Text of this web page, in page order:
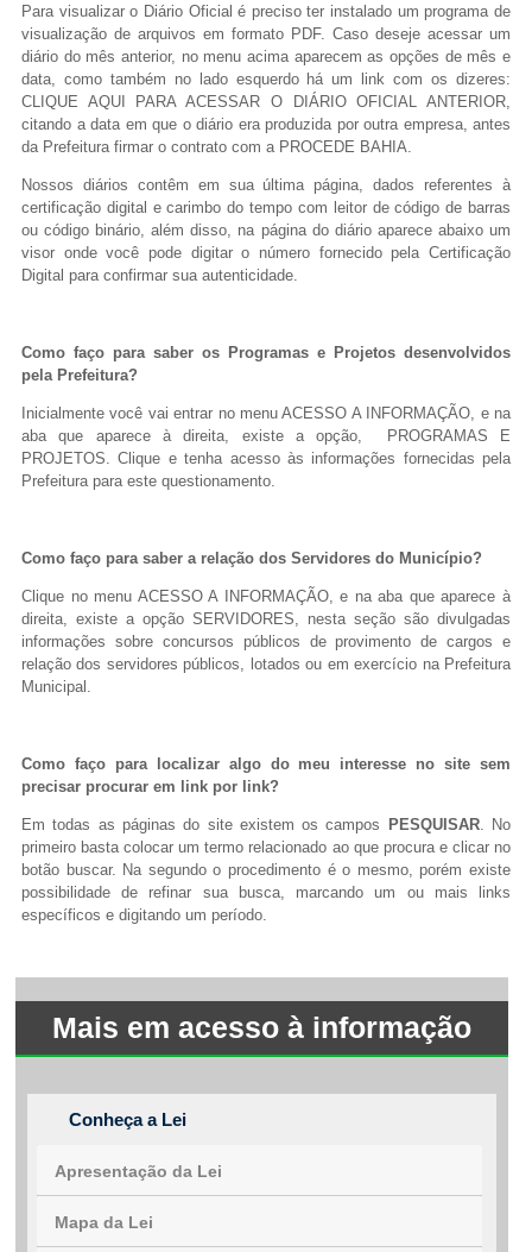
Para visualizar o Diário Oficial é preciso ter instalado um programa de
visualização de arquivos em formato PDF. Caso deseje acessar um
diário do mês anterior, no menu acima aparecem as opções de mês e
data, como também no lado esquerdo há um link com os dizeres:
CLIQUE AQUI PARA ACESSAR O DIÁRIO OFICIAL ANTERIOR,
citando a data em que o diário era produzida por outra empresa, antes
da Prefeitura firmar o contrato com a PROCEDE BAHIA.
Nossos diários contêm em sua última página, dados referentes à
certificação digital e carimbo do tempo com leitor de código de barras
ou código binário, além disso, na página do diário aparece abaixo um
visor onde você pode digitar o número fornecido pela Certificação
Digital para confirmar sua autenticidade.
Como faço para saber os Programas e Projetos desenvolvidos
pela Prefeitura?
Inicialmente você vai entrar no menu ACESSO A INFORMAÇÃO, e na
aba que aparece à direita, existe a opção, PROGRAMAS E
PROJETOS. Clique e tenha acesso às informações fornecidas pela
Prefeitura para este questionamento.
Como faço para saber a relação dos Servidores do Município?
Clique no menu ACESSO A INFORMAÇÃO, e na aba que aparece à
direita, existe a opção SERVIDORES, nesta seção são divulgadas
informações sobre concursos públicos de provimento de cargos e
relação dos servidores públicos, lotados ou em exercício na Prefeitura
Municipal.
Como faço para localizar algo do meu interesse no site sem
precisar procurar em link por link?
Em todas as páginas do site existem os campos PESQUISAR. No
primeiro basta colocar um termo relacionado ao que procura e clicar no
botão buscar. Na segundo o procedimento é o mesmo, porém existe
possibilidade de refinar sua busca, marcando um ou mais links
específicos e digitando um período.
Mais em acesso à informação
Conheça a Lei
Apresentação da Lei
Mapa da Lei